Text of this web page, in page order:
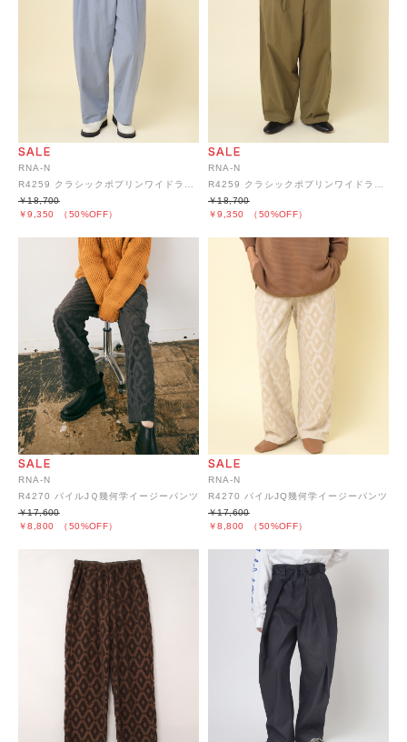
RNA-N
R4259 クラシックポプリンワイドラップパンツ
￥9,350 （50%OFF）
￥18,700
RNA-N
R4259 クラシックポプリンワイドラップパンツ
￥9,350 （50%OFF）
￥18,700
RNA-N
R4270 パイルJＱ幾何学イージーパンツ
￥8,800 （50%OFF）
￥17,600
RNA-N
R4270 パイルJQ幾何学イージーパンツ
￥8,800 （50%OFF）
￥17,600